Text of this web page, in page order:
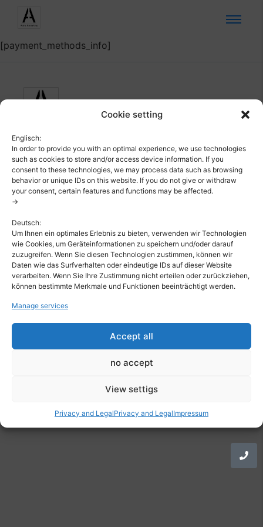
Cookie setting
Englisch:
In order to provide you with an optimal experience, we use technologies
such as cookies to store and/or access device information. If you
consent to these technologies, we may process data such as browsing
behavior or unique IDs on this website. If you do not give or withdraw
your consent, certain features and functions may be affected.
->
Deutsch:
Um Ihnen ein optimales Erlebnis zu bieten, verwenden wir Technologien
wie Cookies, um Geräteinformationen zu speichern und/oder darauf
zuzugreifen. Wenn Sie diesen Technologien zustimmen, können wir
Daten wie das Surfverhalten oder eindeutige IDs auf dieser Website
verarbeiten. Wenn Sie Ihre Zustimmung nicht erteilen oder zurückziehen,
können bestimmte Merkmale und Funktionen beeinträchtigt werden.
Manage services
Accept all
no accept
View settigs
Privacy and LegalPrivacy and LegalImpressum
[payment_methods_info]
Contact Info
(0049 178 5511980)
Novavägen 2, 28143
Hässleholm